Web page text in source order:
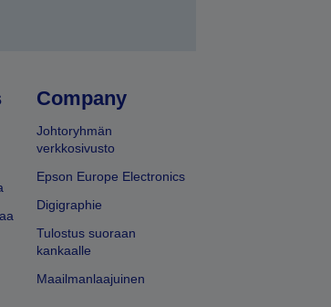
Company
Johtoryhmän
verkkosivusto
Epson Europe Electronics
Digigraphie
Tulostus suoraan
kankaalle
Maailmanlaajuinen